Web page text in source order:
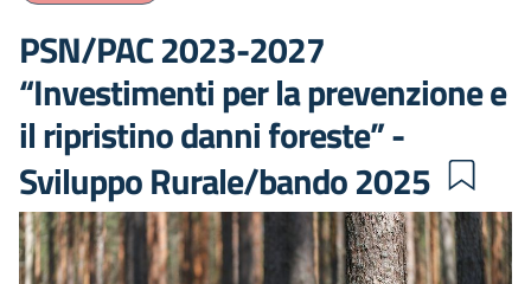
PSN/PAC 2023-2027
“Investimenti per la prevenzione e
il ripristino danni foreste” -
Sviluppo Rurale/bando 2025